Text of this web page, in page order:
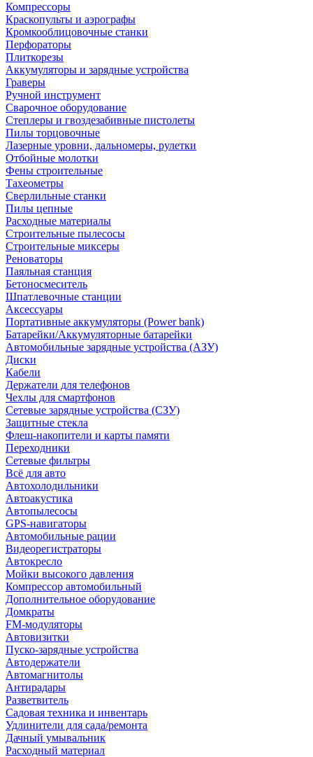
Компрессоры
Краскопульты и аэрографы
Кромкооблицовочные станки
Перфораторы
Плиткорезы
Аккумуляторы и зарядные устройства
Граверы
Ручной инструмент
Сварочное оборудование
Степлеры и гвоздезабивные пистолеты
Пилы торцовочные
Лазерные уровни, дальномеры, рулетки
Отбойные молотки
Фены строительные
Тахеометры
Сверлильные станки
Пилы цепные
Расходные материалы
Строительные пылесосы
Строительные миксеры
Реноваторы
Паяльная станция
Бетоносмеситель
Шпатлевочные станции
Аксессуары
Портативные аккумуляторы (Power bank)
Батарейки/Аккумуляторные батарейки
Автомобильные зарядные устройства (АЗУ)
Диски
Кабели
Держатели для телефонов
Чехлы для смартфонов
Сетевые зарядные устройства (СЗУ)
Защитные стекла
Флеш-накопители и карты памяти
Переходники
Сетевые фильтры
Всё для авто
Автохолодильники
Автоакустика
Автопылесосы
GPS-навигаторы
Автомобильные рации
Видеорегистраторы
Автокресло
Мойки высокого давления
Компрессор автомобильный
Дополнительное оборудование
Домкраты
FM-модуляторы
Автовизитки
Пуско-зарядные устройства
Автодержатели
Автомагнитолы
Антирадары
Разветвитель
Садовая техника и инвентарь
Удлинители для сада/ремонта
Дачный умывальник
Расходный материал